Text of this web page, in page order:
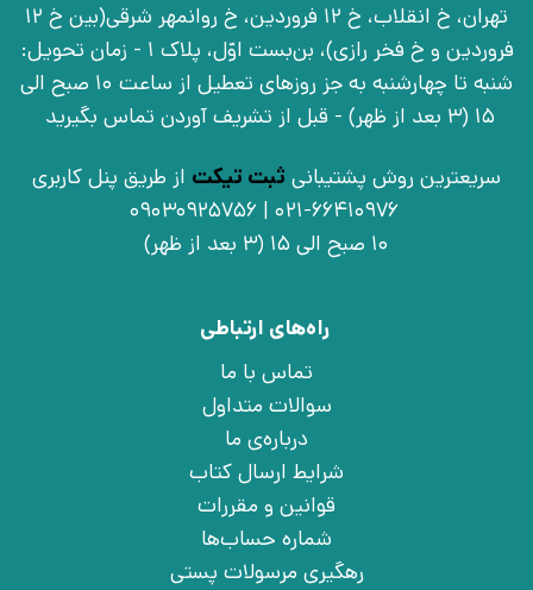
تهران، خ انقلاب، خ 12 فروردین، خ روانمهر شرقی(بین خ 12
فروردین و خ فخر رازی)، بن‌بست اوّل، پلاک 1 - زمان تحویل:
شنبه تا چهارشنبه به جز روزهای تعطیل از ساعت 10 صبح الی
15 (3 بعد از ظهر) - قبل از تشریف آوردن تماس بگیرید
سریعترین روش پشتیبانی ثبت تیکت از طریق پنل کاربری
021-66410976 | 09030925756
10 صبح الی 15 (3 بعد از ظهر)
راه‌های ارتباطی
تماس با ما
سوالات متداول
درباره‌ی ما
شرایط ارسال کتاب
قوانین و مقررات
شماره حساب‌ها
رهگیری مرسولات پستی